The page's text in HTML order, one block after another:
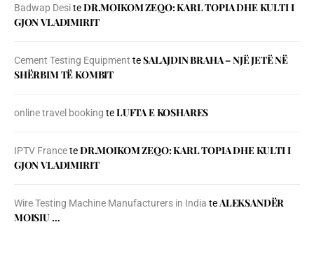
Badwap DesiteDR.MOIKOM ZEQO: KARL TOPIA DHE KULTI I
GJON VLADIMIRIT
Cement Testing Equipment teSALAJDIN BRAHA – NJЁ JETЁ NЁ
SHЁRBIM TЁ KOMBIT
online travel booking teLUFTA E KOSHARES
IPTV FranceteDR.MOIKOM ZEQO: KARL TOPIA DHE KULTI I
GJON VLADIMIRIT
Wire Testing Machine Manufacturers in India teALEKSANDËR
MOISIU …